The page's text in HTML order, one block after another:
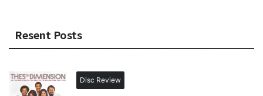
Resent Posts
Disc Review